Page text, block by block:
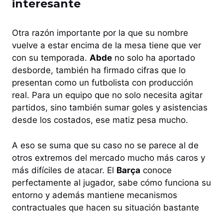
interesante
Otra razón importante por la que su nombre
vuelve a estar encima de la mesa tiene que ver
con su temporada. Abde no solo ha aportado
desborde, también ha firmado cifras que lo
presentan como un futbolista con producción
real. Para un equipo que no solo necesita agitar
partidos, sino también sumar goles y asistencias
desde los costados, ese matiz pesa mucho.
A eso se suma que su caso no se parece al de
otros extremos del mercado mucho más caros y
más difíciles de atacar. El Barça conoce
perfectamente al jugador, sabe cómo funciona su
entorno y además mantiene mecanismos
contractuales que hacen su situación bastante